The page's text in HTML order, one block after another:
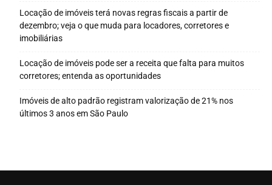
Locação de imóveis terá novas regras fiscais a partir de
dezembro; veja o que muda para locadores, corretores e
imobiliárias
Locação de imóveis pode ser a receita que falta para muitos
corretores; entenda as oportunidades
Imóveis de alto padrão registram valorização de 21% nos
últimos 3 anos em São Paulo